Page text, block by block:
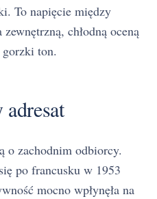
To napięcie między
chłodną oceną
gorzki ton.
o zachodnim odbiorcy.
po francusku w 1953
mocno wpłynęła na